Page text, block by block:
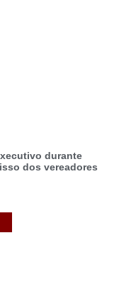
durante
dos vereadores